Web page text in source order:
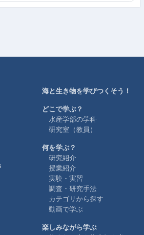
海と生き物を学びつくそう！
どこで学ぶ？
水産学部の学科
研究室（教員）
何を学ぶ？
研究紹介
授業紹介
実験・実習
調査・研究手法
カテゴリから探す
動画で学ぶ
楽しみながら学ぶ